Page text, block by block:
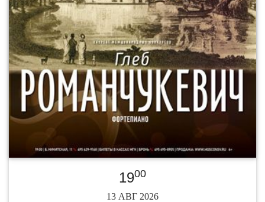
1900
13 АВГ 2026